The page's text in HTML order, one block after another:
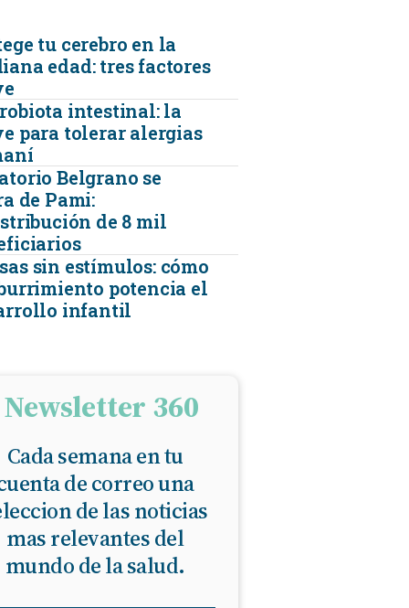
tu cerebro en la
edad: tres factores
intestinal: la
para tolerar alergias
Belgrano se
de Pami:
de 8 mil
sin estímulos: cómo
potencia el
infantil
Newsletter 360
Cada semana en tu
de correo una
de las noticias
mas relevantes del
mundo de la salud.